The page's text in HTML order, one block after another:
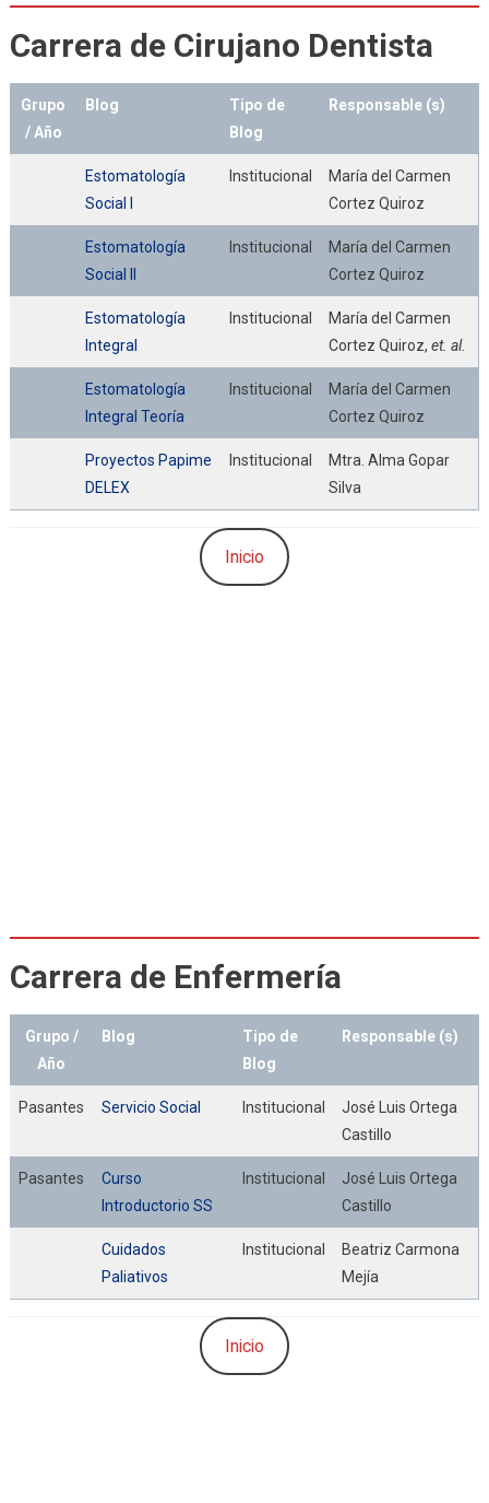
Carrera de Cirujano Dentista
Grupo
/ Año
Blog
Tipo de
Blog
Responsable (s)
Estomatología
Social I
Institucional
María del Carmen
Cortez Quiroz
Estomatología
Social II
Institucional
María del Carmen
Cortez Quiroz
Estomatología
Integral
Institucional
María del Carmen
Cortez Quiroz, et. al.
Estomatología
Integral Teoría
Institucional
María del Carmen
Cortez Quiroz
Proyectos Papime
DELEX
Institucional
Mtra. Alma Gopar
Silva
Inicio
Carrera de Enfermería
Grupo /
Año
Blog
Tipo de
Blog
Responsable (s)
Pasantes Servicio Social Institucional
José Luis Ortega
Castillo
Pasantes
Curso
Introductorio SS
Institucional
José Luis Ortega
Castillo
Cuidados
Paliativos
Institucional
Beatriz Carmona
Mejía
Inicio